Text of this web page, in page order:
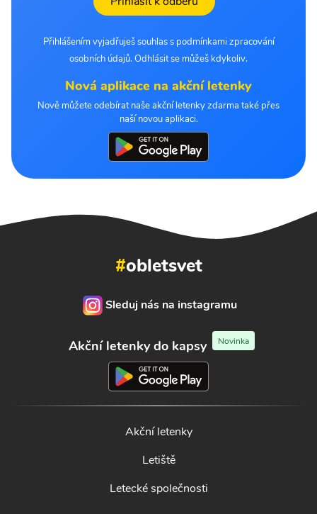
Přihlášením vyjadřuješ souhlas s podmínkami zpracování
osobních údajů. Odhlásit se můžeš kdykoliv.
Nová aplikace na akční letenky
Nově můžete odebírat naše akční letenky zdarma také přes
naší novou aplikaci.
#obletsvet
Sleduj nás na instagramu
Akční letenky do kapsy Novinka
Akční letenky
Letiště
Letecké společnosti